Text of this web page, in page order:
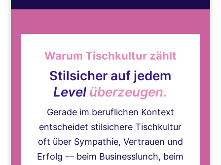
Warum Tischkultur zählt
Stilsicher auf jedem
Level überzeugen.
Gerade im beruflichen Kontext
entscheidet stilsichere Tischkultur
oft über Sympathie, Vertrauen und
Erfolg — beim Businesslunch, beim